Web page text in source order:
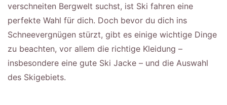
verschneiten Bergwelt suchst, ist Ski fahren eine
perfekte Wahl für dich. Doch bevor du dich ins
Schneevergnügen stürzt, gibt es einige wichtige Dinge
zu beachten, vor allem die richtige Kleidung –
insbesondere eine gute Ski Jacke – und die Auswahl
des Skigebiets.